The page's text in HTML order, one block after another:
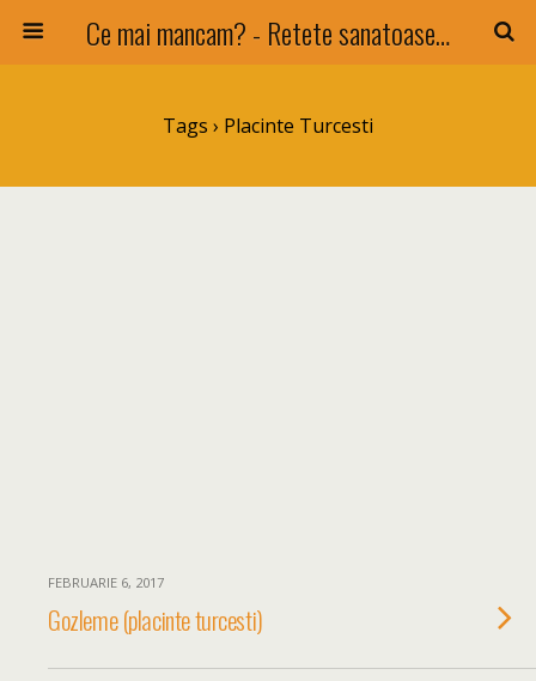
Ce mai mancam? - Retete sanatoase si nu numai !
Tags › Placinte Turcesti
FEBRUARIE 6, 2017
Gozleme (placinte turcesti)